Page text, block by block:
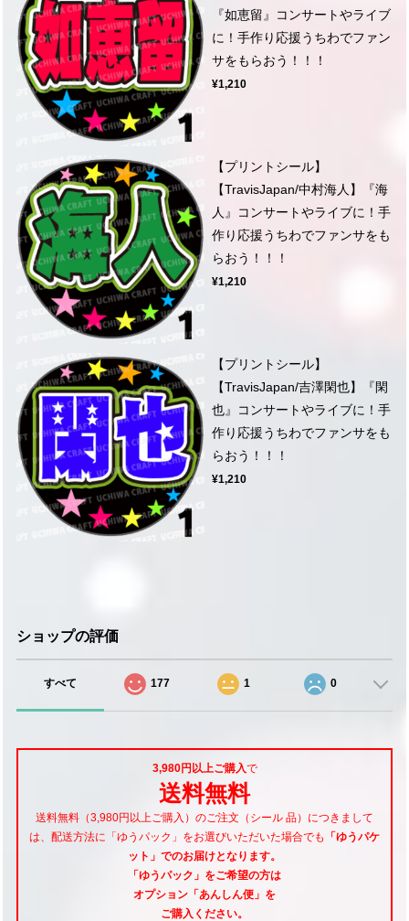
『如恵留』コンサートやライブ
に！手作り応援うちわでファン
サをもらおう！！！
¥1,210
【プリントシール】
【TravisJapan/中村海人】『海
人』コンサートやライブに！手
作り応援うちわでファンサをも
らおう！！！
¥1,210
【プリントシール】
【TravisJapan/吉澤閑也】『閑
也』コンサートやライブに！手
作り応援うちわでファンサをも
らおう！！！
¥1,210
ショップの評価
すべて 177 1 0
3,980円以上ご購入で
送料無料
送料無料（3,980円以上ご購入）のご注文（シール 品）につきまして
は、配送方法に「ゆうパック」をお選びいただいた場合でも
「ゆうパケ
ット」でのお届けとなります。
「ゆうパック」をご希望の方は
オプション「あんしん便」 を
ご購入ください。